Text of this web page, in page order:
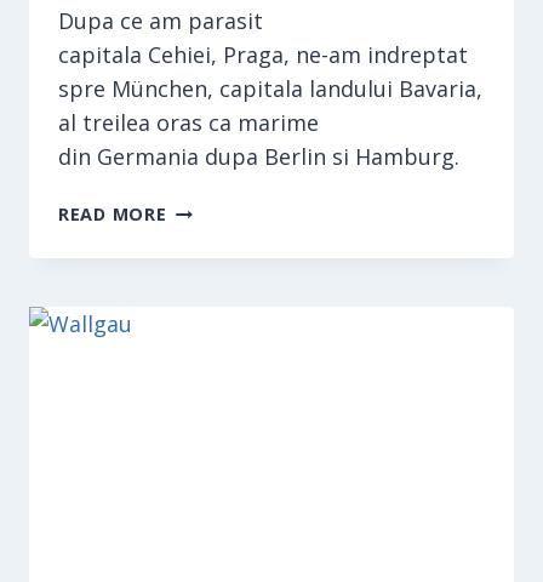
Dupa ce am parasit
capitala Cehiei, Praga, ne-am indreptat
spre München, capitala landului Bavaria,
al treilea oras ca marime
din Germania dupa Berlin si Hamburg.
READ MORE MÜNCHEN